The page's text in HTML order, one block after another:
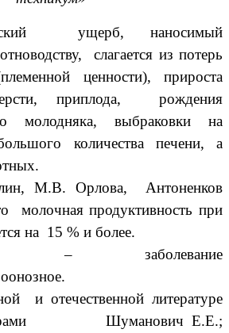
ущерб, наносимый
слагается из потерь
ценности), прироста
приплода, рождения
молодняка, выбраковки на
количества печени, а
М.В. Орлова, Антоненков
молочная продуктивность при
на 15 % и более.
– заболевание
и отечественной литературе
Шуманович Е.Е.;